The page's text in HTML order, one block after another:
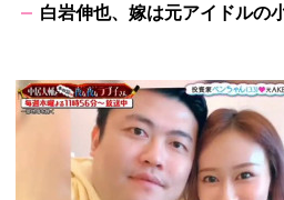
白岩伸也、嫁は元アイドルの